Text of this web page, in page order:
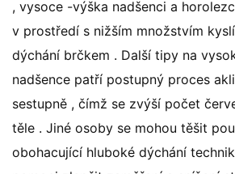
, vysoce -výška nadšenci a
v prostředí s nižším množstvím
dýchání brčkem . Další tipy na
nadšence patří postupný proces
sestupně , čímž se zvýší počet
těle . Jiné osoby se mohou těšit
obohacující hluboké dýchání